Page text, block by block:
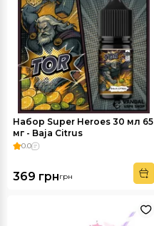
Набор Super Heroes 30 мл 65
мг - Baja Citrus
0.0
369 грнгрн